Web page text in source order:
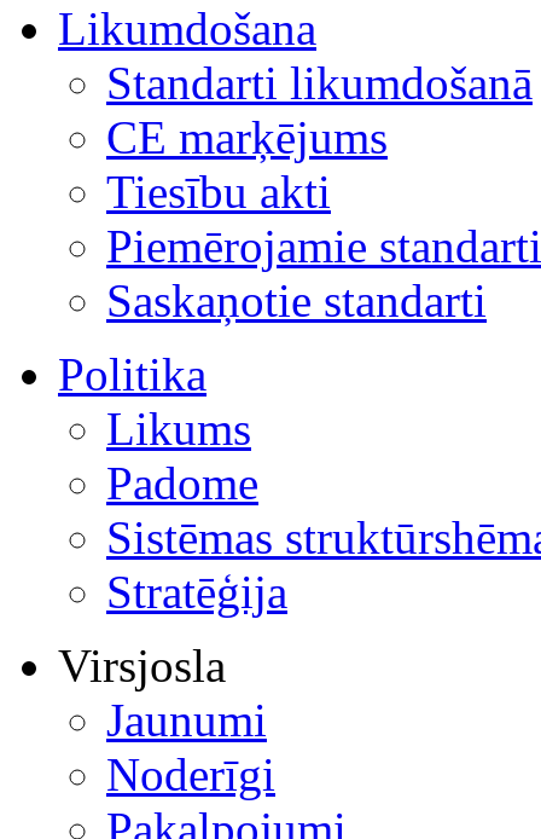
Likumdošana
Standarti likumdošanā
CE marķējums
Tiesību akti
Piemērojamie standarti
Saskaņotie standarti
Politika
Likums
Padome
Sistēmas
Stratēģija
Virsjosla
Jaunumi
Noderīgi
Pakalpojumi